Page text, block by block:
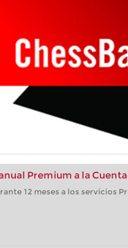
Premium a la Cuenta
12 meses a los servicios